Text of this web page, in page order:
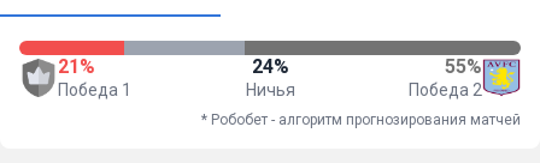
21%
Победа 1
24%
Ничья
55%
Победа 2
* Робобет - алгоритм прогнозирования матчей